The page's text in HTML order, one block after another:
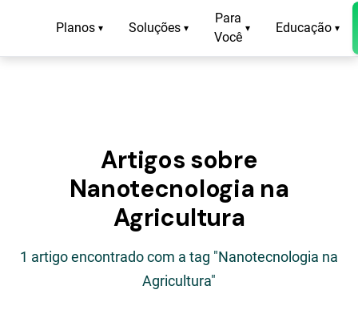
Planos ▾ Soluções ▾
Para
Você
▾ Educação ▾
Artigos sobre
Nanotecnologia na
Agricultura
1 artigo encontrado com a tag "Nanotecnologia na
Agricultura"